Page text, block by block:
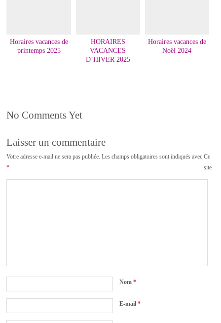
Horaires vacances de
printemps 2025
HORAIRES
VACANCES
D’HIVER 2025
Horaires vacances de
Noël 2024
No Comments Yet
Laisser un commentaire
Votre adresse e-mail ne sera pas publiée. Les champs obligatoires sont indiqués avec
*
Nom*
E-mail*
Ce
site